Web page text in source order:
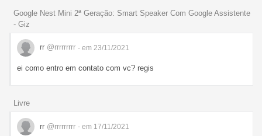
Google Nest Mini 2ª Geração: Smart Speaker Com Google Assistente
- Giz
rr @rrrrrrrrr - em 23/11/2021
ei como entro em contato com vc? regis
Livre
rr @rrrrrrrrr - em 17/11/2021